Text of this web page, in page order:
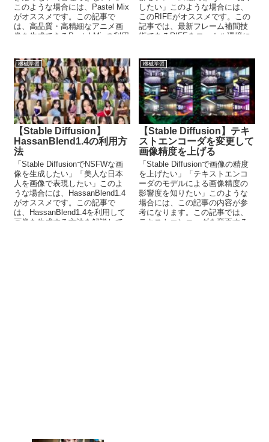
このような場合には、Pastel Mix
がオススメです。この記事で
は、高品質・高精細なアニメ画
像を生成できるPastel Mixの利用
したい」このような場合には、
このRIFEがオススメです。この
記事では、最新フレーム補間技
術であるRIFEをローカル環境に
機械学習
【Stable Diffusion】
HassanBlend1.4の利用方
法
「Stable DiffusionでNSFWな画
像を生成したい」「美人な日本
人を画像で表現したい」このよ
うな場合には、HassanBlend1.4
がオススメです。この記事で
は、HassanBlend1.4を利用して
画像を生成する方法を解説して
機械学習
【Stable Diffusion】テキ
ストエンコーダを変更して
画像精度を上げる
「Stable Diffusionで画像の精度
を上げたい」「テキストエンコ
ーダのモデルによる画像精度の
影響度を知りたい」このような
場合には、この記事の内容が参
考になります。この記事では、
テキストエンコーダを変更する